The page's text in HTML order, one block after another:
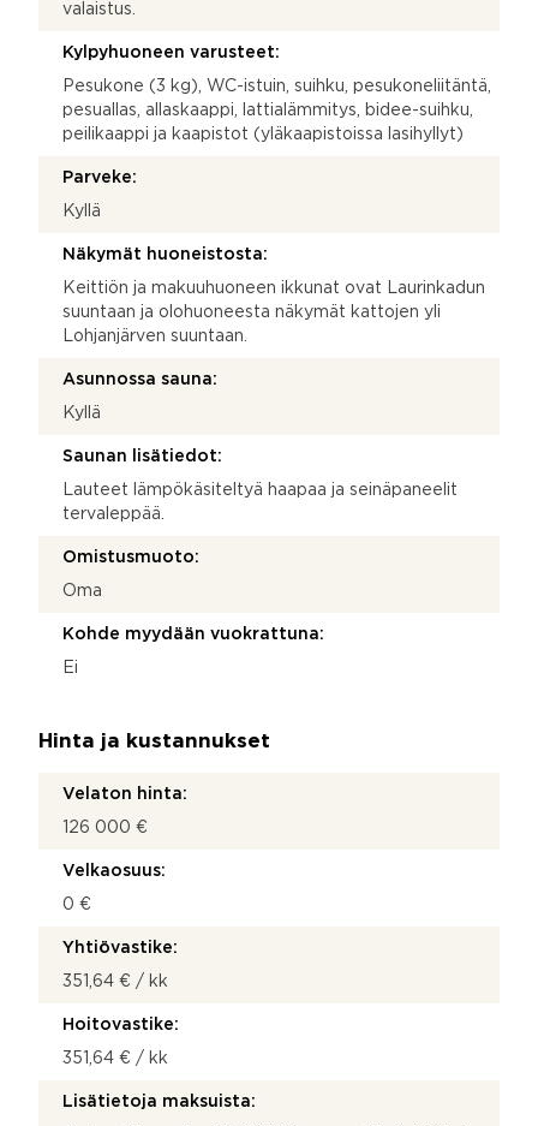
valaistus.
Kylpyhuoneen varusteet:
Pesukone (3 kg), WC-istuin, suihku, pesukoneliitäntä,
pesuallas, allaskaappi, lattialämmitys, bidee-suihku,
peilikaappi ja kaapistot (yläkaapistoissa lasihyllyt)
Parveke:
Kyllä
Näkymät huoneistosta:
Keittiön ja makuuhuoneen ikkunat ovat Laurinkadun
suuntaan ja olohuoneesta näkymät kattojen yli
Lohjanjärven suuntaan.
Asunnossa sauna:
Kyllä
Saunan lisätiedot:
Lauteet lämpökäsiteltyä haapaa ja seinäpaneelit
tervaleppää.
Omistusmuoto:
Oma
Kohde myydään vuokrattuna:
Ei
Hinta ja kustannukset
Velaton hinta:
126 000 €
Velkaosuus:
0 €
Yhtiövastike:
351,64 € / kk
Hoitovastike:
351,64 € / kk
Lisätietoja maksuista: